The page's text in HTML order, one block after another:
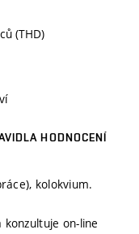
(THD)
HODNOCENÍ
kolokvium.
on-line